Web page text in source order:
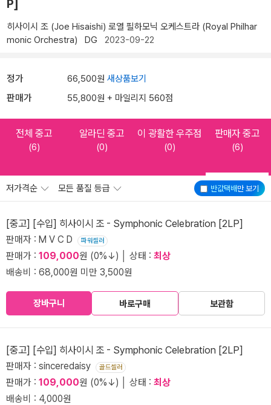
P]
히사이시 조 (Joe Hisaishi) 로열 필하모닉 오케스트라 (Royal Philhar
monic Orchestra)
DG 2023-09-22
정가 66,500원 새상품보기
판매가 55,800원 + 마일리지 560점
전체 중고
(6)
알라딘 중고
(0)
이 광활한 우주점
(0)
판매자 중고
(6)
반값택배만 보기
저가격순 모든 품질 등급
[중고] [수입] 히사이시 조 - Symphonic Celebration [2LP]
판매자 : M V C D 파워셀러
판매가 : 109,000원 (0%↓) │ 상태 : 최상
배송비 : 68,000원 미만 3,500원
장바구니 바로구매 보관함
[중고] [수입] 히사이시 조 - Symphonic Celebration [2LP]
판매자 : sinceredaisy 골드셀러
판매가 : 109,000원 (0%↓) │ 상태 : 최상
배송비 : 4,000원